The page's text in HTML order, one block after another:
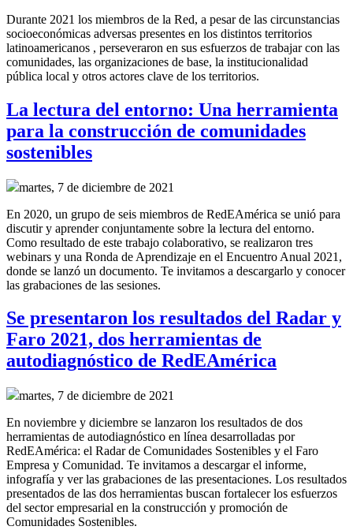
Durante 2021 los miembros de la Red, a pesar de las circunstancias
socioeconómicas adversas presentes en los distintos territorios
latinoamericanos , perseveraron en sus esfuerzos de trabajar con las
comunidades, las organizaciones de base, la institucionalidad
pública local y otros actores clave de los territorios.
La lectura del entorno: Una herramienta
para la construcción de comunidades
sostenibles
martes, 7 de diciembre de 2021
En 2020, un grupo de seis miembros de RedEAmérica se unió para
discutir y aprender conjuntamente sobre la lectura del entorno.
Como resultado de este trabajo colaborativo, se realizaron tres
webinars y una Ronda de Aprendizaje en el Encuentro Anual 2021,
donde se lanzó un documento. Te invitamos a descargarlo y conocer
las grabaciones de las sesiones.
Se presentaron los resultados del Radar y
Faro 2021, dos herramientas de
autodiagnóstico de RedEAmérica
martes, 7 de diciembre de 2021
En noviembre y diciembre se lanzaron los resultados de dos
herramientas de autodiagnóstico en línea desarrolladas por
RedEAmérica: el Radar de Comunidades Sostenibles y el Faro
Empresa y Comunidad. Te invitamos a descargar el informe,
infografía y ver las grabaciones de las presentaciones. Los resultados
presentados de las dos herramientas buscan fortalecer los esfuerzos
del sector empresarial en la construcción y promoción de
Comunidades Sostenibles.